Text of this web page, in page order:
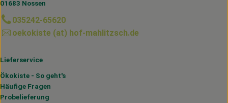
01683 Nossen
035242-65620
oekokiste (at) hof-mahlitzsch.de
Lieferservice
Ökokiste - So geht's
Häufige Fragen
Probelieferung